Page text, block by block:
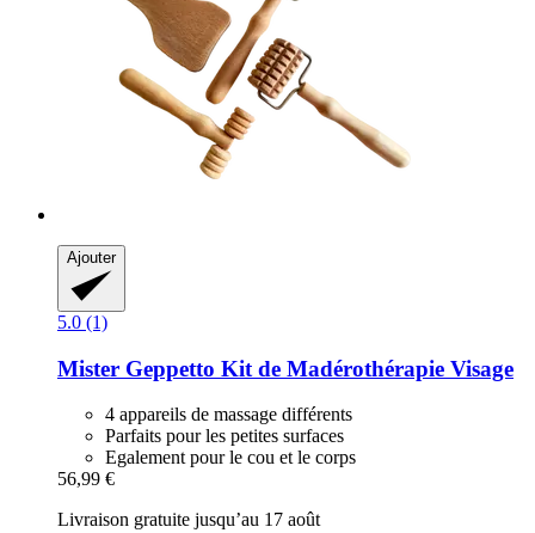
Ajouter
5.0 (1)
Mister Geppetto Kit de Madérothérapie Visage
4 appareils de massage différents
Parfaits pour les petites surfaces
Egalement pour le cou et le corps
56,99 €
Livraison gratuite jusqu’au 17 août